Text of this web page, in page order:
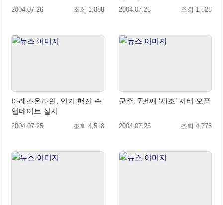
2004.07.26 조회 1,888 2004.07.25 조회 1,828
아레스온라인, 인기 행진 속
업데이트 실시
2004.07.25 조회 4,518
군주, 7번째 ‘세조’ 서버 오픈
2004.07.25 조회 4,778